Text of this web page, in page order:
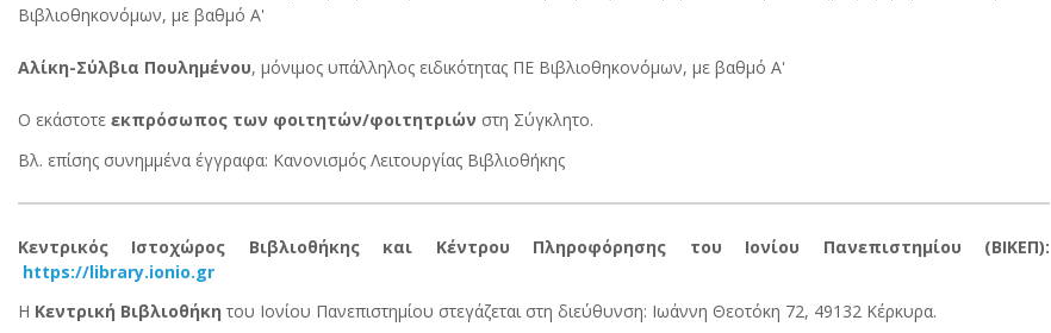
Βιβλιοθηκονόμων, με βαθμό Α'
Αλίκη-Σύλβια Πουλημένου, μόνιμος υπάλληλος ειδικότητας ΠΕ Βιβλιοθηκονόμων, με βαθμό Α'
Ο εκάστοτε εκπρόσωπος των φοιτητών/φοιτητριών στη Σύγκλητο.
Βλ. επίσης συνημμένα έγγραφα: Κανονισμός Λειτουργίας Βιβλιοθήκης
Κεντρικός Ιστοχώρος Βιβλιοθήκης και Κέντρου Πληροφόρησης του Ιονίου Πανεπιστημίου (ΒΙΚΕΠ):
https://library.ionio.gr
Η Κεντρική Βιβλιοθήκη του Ιονίου Πανεπιστημίου στεγάζεται στη διεύθυνση: Ιωάννη Θεοτόκη 72, 49132 Κέρκυρα.